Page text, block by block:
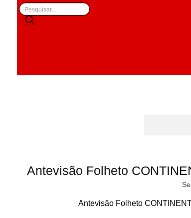
Antevisão Folheto
Antevisão Folheto